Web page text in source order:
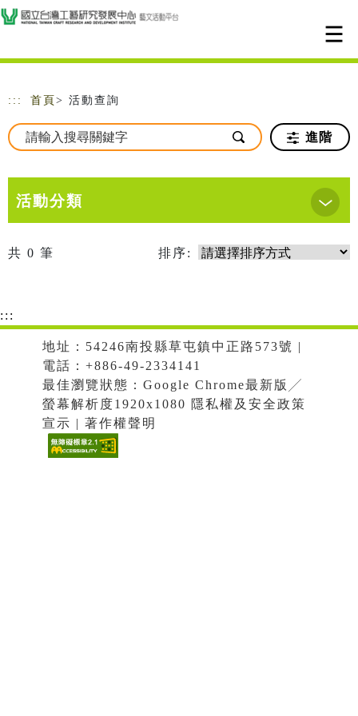
跳到主要內容
網站導覽
::: 首頁 > 活動查詢
進階
活動分類
共 0 筆 排序:
:::
地址：54246南投縣草屯鎮中正路573號 |
電話：+886-49-2334141
最佳瀏覽狀態：Google Chrome最新版╱
螢幕解析度1920x1080 隱私權及安全政策
宣示 | 著作權聲明